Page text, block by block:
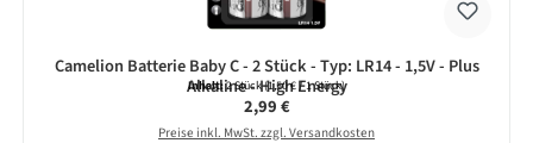
Camelion Batterie Baby C - 2 Stück - Typ: LR14 - 1,5V - Plus
Alkaline - High Energy
Inhalt:2 Stück(1,50 € / 1 Stück)
Regulärer Preis:
2,99 €
Preise inkl. MwSt. zzgl. Versandkosten